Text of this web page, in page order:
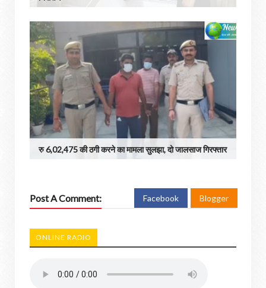
रु 6,02,475 की ठगी करने का मामला सुलझा, दो जालसाज गिरफ्तार
Post A Comment: Facebook Blogger
ONLINE RADIO